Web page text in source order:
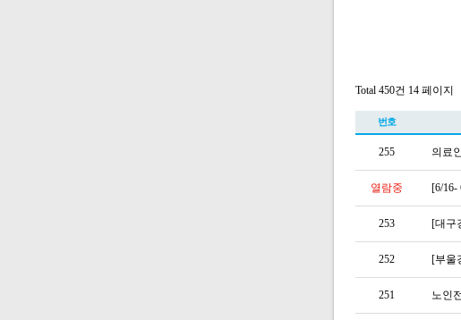
Total 450건 14 페이지
번호
255 의료
열람중 [6/
253 [대구
252 [부울
251 노인